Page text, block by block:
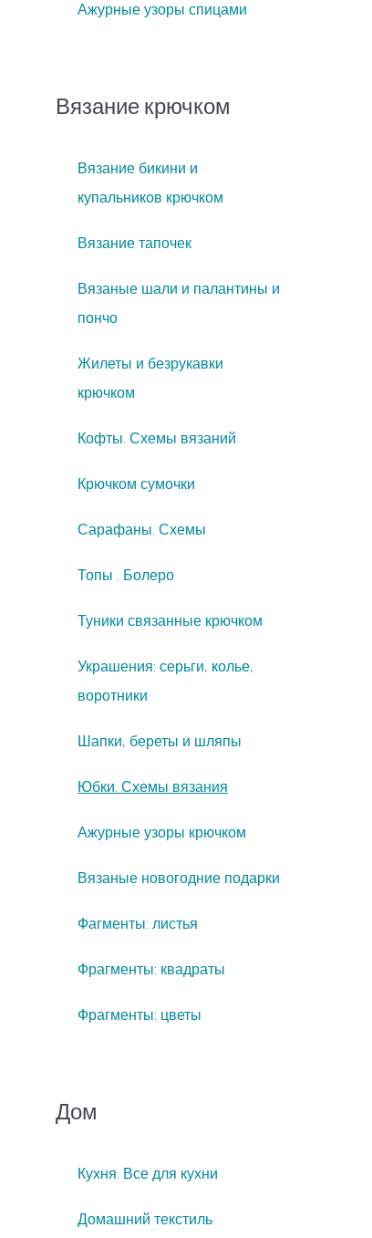
Ажурные узоры спицами
Вязание крючком
Вязание бикини и
купальников крючком
Вязание тапочек
Вязаные шали и палантины и
пончо
Жилеты и безрукавки
крючком
Кофты. Схемы вязаний
Крючком сумочки
Сарафаны. Схемы
Топы . Болеро
Туники связанные крючком
Украшения: серьги, колье,
воротники
Шапки, береты и шляпы
Юбки. Схемы вязания
Ажурные узоры крючком
Вязаные новогодние подарки
Фагменты: листья
Фрагменты: квадраты
Фрагменты: цветы
Дом
Кухня. Все для кухни
Домашний текстиль